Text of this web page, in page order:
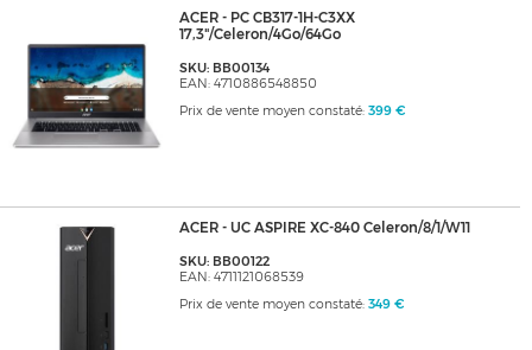
ACER - PC CB317-1H-C3XX
17,3"/Celeron/4Go/64Go
SKU: BB00134
EAN: 4710886548850
Prix de vente moyen constaté: 399 €
ACER - UC ASPIRE XC-840 Celeron/8/1/W11
SKU: BB00122
EAN: 4711121068539
Prix de vente moyen constaté: 349 €